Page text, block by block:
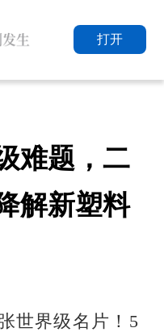
打开
难题，二
解新塑料
界级名片！5